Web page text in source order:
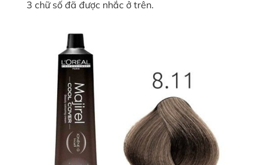
3 chữ số đã được nhắc ở trên.